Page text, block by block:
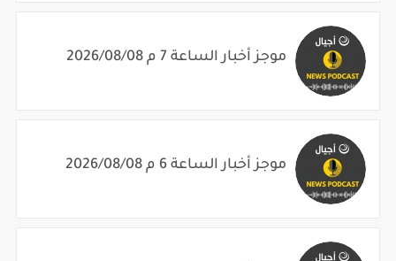
موجز أخبار الساعة 7 م 2026/08/08
موجز أخبار الساعة 6 م 2026/08/08